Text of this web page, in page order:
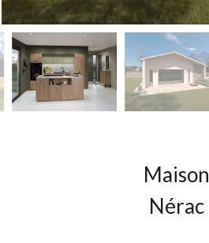
Maison
Nérac